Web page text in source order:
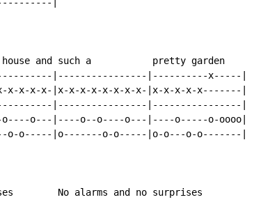
|
and such a           pretty garden
|----------------|----------x-----|
x-x-x-x-|x-x-x-x-x-x-x-x-|x-x-x-x-x-------|
|----------------|----------------|
o---|----o--o----o---|----o-----o-oooo|
o-o-----|o-------o-o-----|o-o---o-o-------|
No alarms and no surprises